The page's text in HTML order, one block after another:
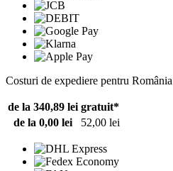
Costuri de expediere pentru România
de la 340,89 lei gratuit*
de la 0,00 lei
52,00 lei